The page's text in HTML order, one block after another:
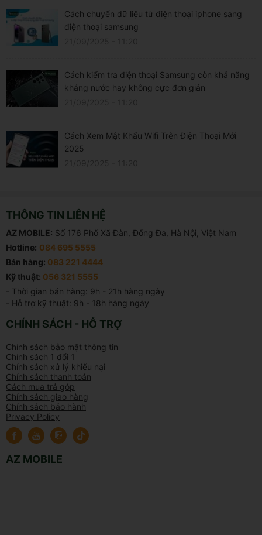
Cách chuyển dữ liệu từ điện thoại iphone sang
điện thoại samsung
Cách kiểm tra điện thoại Samsung còn khả năng
kháng nước hay không cực đơn giản
Cách Xem Mật Khẩu Wifi Trên Điện Thoại Mới
2025
THÔNG TIN LIÊN HỆ
AZ MOBILE: Số 176 Phố Xã Đàn, Đống Đa, Hà Nội, Việt Nam
Hotline: 084 695 5555
Bán hàng: 083 221 4444
Kỹ thuật: 056 321 5555
- Thời gian bán hàng: 9h - 21h hàng ngày
- Hỗ trợ kỹ thuật: 9h - 18h hàng ngày
CHÍNH SÁCH - HỖ TRỢ
Chính sách bảo mật thông tin
Chính sách 1 đổi 1
Chính sách xử lý khiếu nại
Chính sách thanh toán
Cách mua trả góp
Chính sách giao hàng
Chính sách bảo hành
Privacy Policy
AZ MOBILE